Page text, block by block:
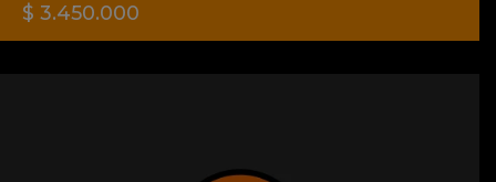
$ 3.450.000